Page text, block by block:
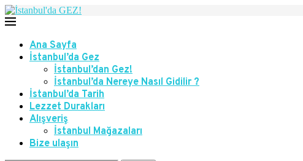
Ana Sayfa
İstanbul’da Gez
İstanbul’dan Gez!
İstanbul’da Nereye Nasıl Gidilir ?
İstanbul’da Tarih
Lezzet Durakları
Alışveriş
İstanbul Mağazaları
Bize ulaşın